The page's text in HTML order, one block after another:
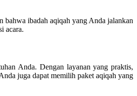
bahwa ibadah aqiqah yang Anda jalankan
acara.
Anda. Dengan layanan yang praktis,
juga dapat memilih paket aqiqah yang